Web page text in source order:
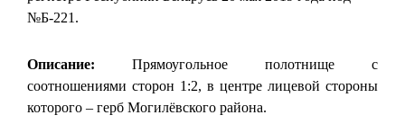
№Б-221.
Описание: Прямоугольное полотнище с
соотношениями сторон 1:2, в центре лицевой стороны
которого – герб Могилёвского района.